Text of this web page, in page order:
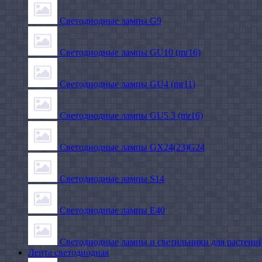
Светодиодные лампы G9
Светодиодные лампы GU10 (mr16)
Светодиодные лампы GU4 (mr11)
Светодиодные лампы GU5.3 (mr16)
Светодиодные лампы GX24(23)G24
Светодиодные лампы S14
Светодиодные лампы Е40
Светодиодные лампы и светильники для
Лента светодиодная